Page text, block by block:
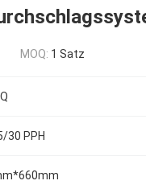
MOQ: 1 Satz
30 PPH